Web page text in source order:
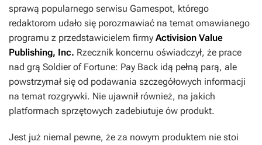
sprawą popularnego serwisu Gamespot, którego
redaktorom udało się porozmawiać na temat omawianego
programu z przedstawicielem firmy Activision Value
Publishing, Inc. Rzecznik koncernu oświadczył, że prace
nad grą Soldier of Fortune: Pay Back idą pełną parą, ale
powstrzymał się od podawania szczegółowych informacji
na temat rozgrywki. Nie ujawnił również, na jakich
platformach sprzętowych zadebiutuje ów produkt.
Jest już niemal pewne, że za nowym produktem nie stoi